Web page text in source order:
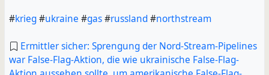
#krieg#ukraine #gas#russland#northstream
Ermittler sicher: Sprengung der Nord-Stream-Pipelines
war False-Flag-Aktion, die wie ukrainische False-Flag-